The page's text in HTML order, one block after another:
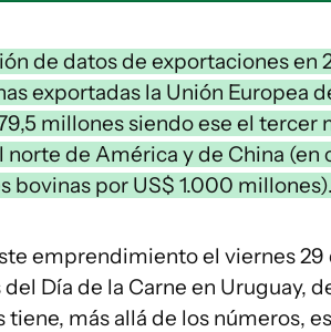
de datos de exportaciones en
exportadas la Unión Europea
millones siendo ese el tercer
de América y de China (en
bovinas por US$ 1.000 millones).
emprendimiento el viernes
Día de la Carne en Uruguay,
más allá de los números,